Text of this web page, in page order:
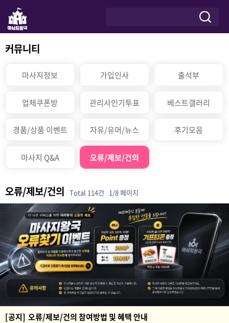
커뮤니티
마사지정보 가입인사 출석부
업체쿠폰방 관리사인기투표 베스트갤러리
경품/상품 이벤트 자유/유머/뉴스 후기모음
마사지 Q&A 오류/제보/건의
오류/제보/건의 Total 114건 1/8 페이지
[공지] 오류/제보/건의 참여방법 및 혜택 안내